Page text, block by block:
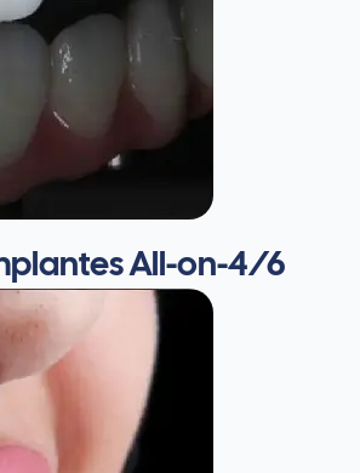
All-on-4/6